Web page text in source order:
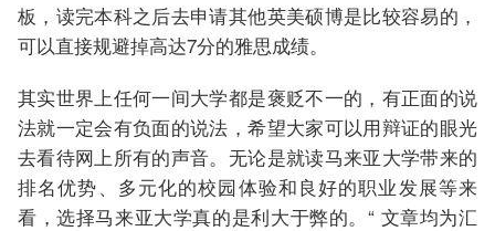
板，读完本科之后去申请其他英美硕博是比较容易的，
可以直接规避掉高达7分的雅思成绩。
其实世界上任何一间大学都是褒贬不一的，有正面的说
法就一定会有负面的说法，希望大家可以用辩证的眼光
去看待网上所有的声音。无论是就读马来亚大学带来的
排名优势、多元化的校园体验和良好的职业发展等来
看，选择马来亚大学真的是利大于弊的。“ 文章均为汇